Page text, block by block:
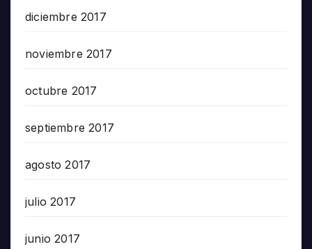
diciembre 2017
noviembre 2017
octubre 2017
septiembre 2017
agosto 2017
julio 2017
junio 2017